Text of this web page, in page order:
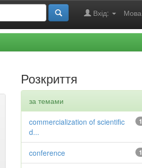
Мова
Вхід:
Розкриття
за темами
1
commercialization of scientific
d...
1
conference